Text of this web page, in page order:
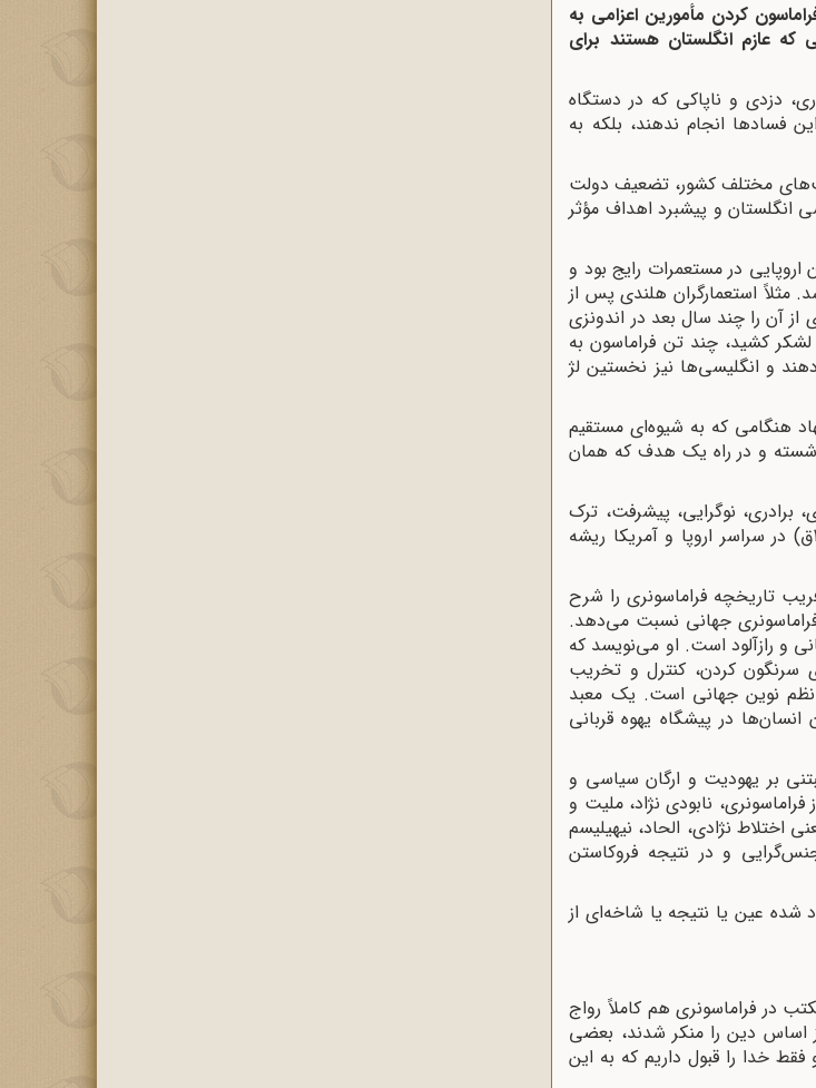
کردن مأمورین اعزامی به
که عازم انگلستان هستند برای
دزدی و ناپاکی که در دستگاه
فسادها انجام ندهند، بلکه به
مختلف کشور، تضعیف دولت
انگلستان و پیشبرد اهداف مؤثر
اروپایی در مستعمرات رایج بود و
مثلاً استعمارگران هلندی پس از
کشور خود به سال 1756م (1134ش-1170ق) شاخه‌ای از آن را چند سال بعد در اندونزی
که در سال 1798م (1176ش-1213ق) به مصر لشکر کشید، چند تن فراماسون به
و انگلیسی‌ها نیز نخستین لژ
هنگامی که به شیوه‌ای مستقیم
شسته و در راه یک هدف که همان
برادری، نوگرایی، پیشرفت، ترک
تعصبات و امثال آن از سال 1725م (1103ش-1137ق) تا 1773م (1151ش-1186ق) در سراسر اروپا و آمریکا ریشه
تاریخچه فراماسونری را شرح
فراماسونری جهانی نسبت می‌دهد.
و رازآلود است. او می‌نویسد که
سرنگون کردن، کنترل و تخریب
نظم نوین جهانی است. یک معبد
در پیشگاه یهوه قربانی
بر یهودیت و ارگان سیاسی و
نابودی نژاد، ملیت و
اختلاط نژادی، الحاد، نیهیلیسم
و در نتیجه فروکاستن
شده عین یا نتیجه یا شاخه‌ای از
در فراماسونری هم کاملاً رواج
اساس دین را منکر شدند، بعضی
خدا را قبول داریم که به این